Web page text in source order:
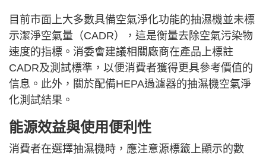
目前市面上大多數具備空氣淨化功能的抽濕機並未標
示潔淨空氣量（CADR），這是衡量去除空氣污染物
速度的指標。消委會建議相關廠商在產品上標註
CADR及測試標準，以便消費者獲得更具參考價值的
信息。此外，關於配備HEPA過濾器的抽濕機空氣淨
化測試結果。
能源效益與使用便利性
消費者在選擇抽濕機時，應注意源標籤上顯示的數